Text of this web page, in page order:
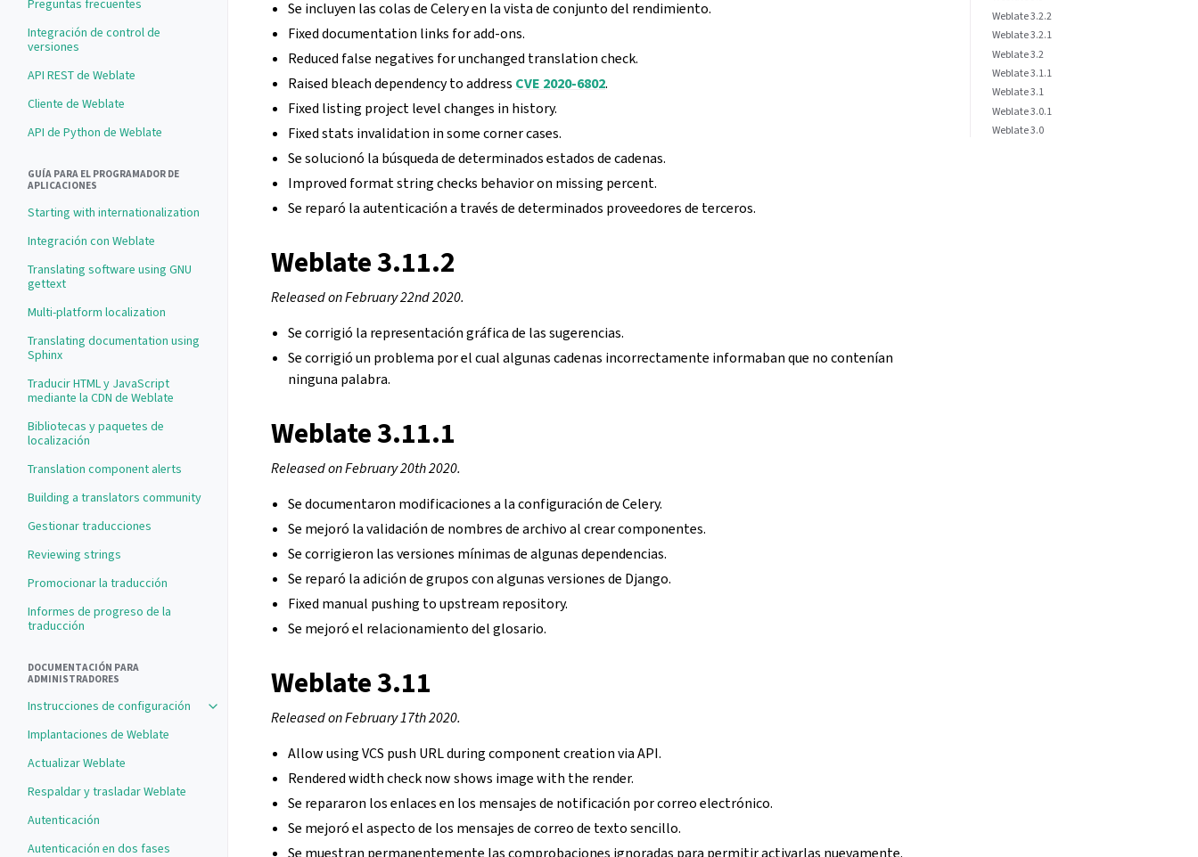
Preguntas frecuentes
Integración de control de
versiones
API REST de Weblate
Cliente de Weblate
API de Python de Weblate
GUÍA PARA EL PROGRAMADOR DE
APLICACIONES
Starting with internationalization
Integración con Weblate
Translating software using GNU
gettext
Multi-platform localization
Translating documentation using
Sphinx
Traducir HTML y JavaScript
mediante la CDN de Weblate
Bibliotecas y paquetes de
localización
Translation component alerts
Building a translators community
Gestionar traducciones
Reviewing strings
Promocionar la traducción
Informes de progreso de la
traducción
DOCUMENTACIÓN PARA
ADMINISTRADORES
Instrucciones de configuración
Toggle navigation of Instrucciones de configuración
Implantaciones de Weblate
Actualizar Weblate
Respaldar y trasladar Weblate
Autenticación
Autenticación en dos fases
Se incluyen las colas de Celery en la vista de conjunto del rendimiento.
Fixed documentation links for add-ons.
Reduced false negatives for unchanged translation check.
Raised bleach dependency to address CVE 2020-6802.
Fixed listing project level changes in history.
Fixed stats invalidation in some corner cases.
Se solucionó la búsqueda de determinados estados de cadenas.
Improved format string checks behavior on missing percent.
Se reparó la autenticación a través de determinados proveedores de terceros.
Weblate 3.11.2
Released on February 22nd 2020.
Se corrigió la representación gráfica de las sugerencias.
Se corrigió un problema por el cual algunas cadenas incorrectamente informaban que no contenían
ninguna palabra.
Weblate 3.11.1
Released on February 20th 2020.
Se documentaron modificaciones a la configuración de Celery.
Se mejoró la validación de nombres de archivo al crear componentes.
Se corrigieron las versiones mínimas de algunas dependencias.
Se reparó la adición de grupos con algunas versiones de Django.
Fixed manual pushing to upstream repository.
Se mejoró el relacionamiento del glosario.
Weblate 3.11
Released on February 17th 2020.
Allow using VCS push URL during component creation via API.
Rendered width check now shows image with the render.
Se repararon los enlaces en los mensajes de notificación por correo electrónico.
Se mejoró el aspecto de los mensajes de correo de texto sencillo.
Se muestran permanentemente las comprobaciones ignoradas para permitir activarlas nuevamente.
Weblate 3.2.2
Weblate 3.2.1
Weblate 3.2
Weblate 3.1.1
Weblate 3.1
Weblate 3.0.1
Weblate 3.0